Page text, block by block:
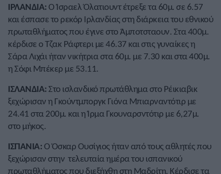
ΙΡΛΑΝΔΙΑ: Ο Ίσραελ Όλατιουντ έτρεξε τα 60μ. σε 6.57
και έσπασε το ρεκόρ Ιρλανδίας στη διάρκεια του εθνικού
πρωταθλήματος που έγινε στο Άμποτσταουν. Στα 400μ.
κέρδισε ο Τζακ Ράφτερι με 46.37 και στις γυναίκες η
Σάρα Λιχάι ήταν νικήτρια στα 60μ. με 7.30 και στα 400μ.
η Σόφι Μπέκερ με 53.11.
ΙΣΛΑΝΔΙΑ:Στο ισλανδικό πρωτάθλημα στο Ρέικιαβικ
ξεχώρισαν η Γκούντμποργκ Γιόνα Μπιαρναντότιρ με
24.41 στα 200μ. και η Ίρμα Γκουναρσντότιρ με 6,27μ.
στο μήκος.
ΙΣΠΑΝΙΑ: Ο Όσκαρ Ουσίγιος ήταν από τους αθλητές που
ξεχώρισαν στην τελευταία ημέρα του ισπανικού
πρωταθλήματος που διεξήχθη στη Μαδρίτη. Κέρδισε τα